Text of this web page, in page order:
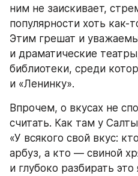
ним не заискивает,
популярности хоть как-
Этим грешат и
и драматические
библиотеки, среди
и «Ленинку».
Впрочем, о вкусах не
считать. Как там у
«У всякого свой вкус:
арбуз, а кто — свиной
и глубоко разбирать